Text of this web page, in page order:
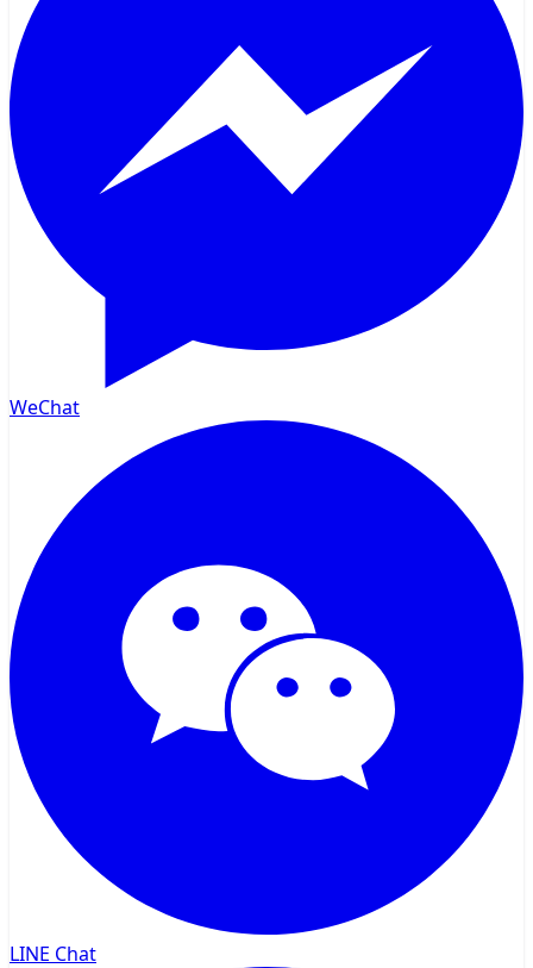
WeChat
LINE Chat